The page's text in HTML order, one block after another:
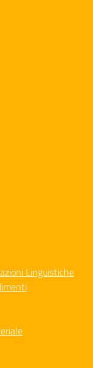
Linguistiche